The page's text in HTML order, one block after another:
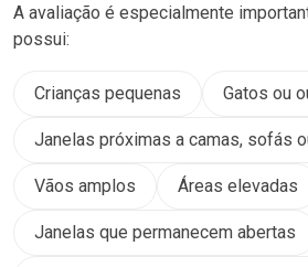
A avaliação é especialmente
possui:
Crianças pequenas Gatos ou
Janelas próximas a camas, sofás
Vãos amplos Áreas elevadas
Janelas que permanecem abertas